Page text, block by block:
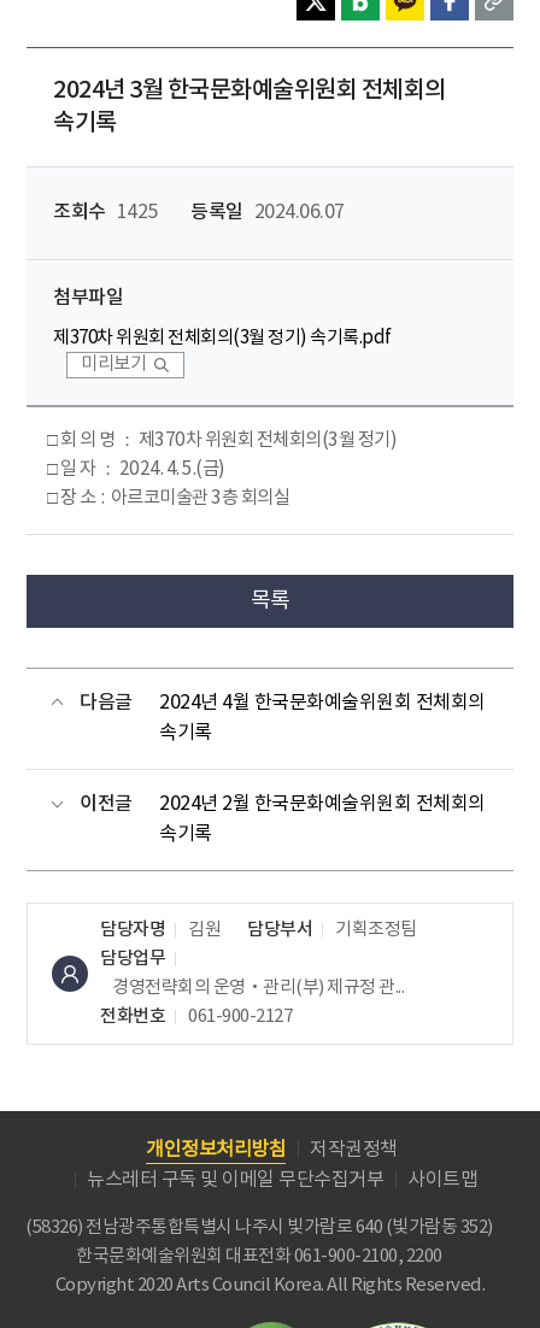
2024년 3월 한국문화예술위원회 전체회의
속기록
조회수 1425 등록일 2024.06.07
첨부파일
제370차 위원회 전체회의(3월 정기) 속기록.pdf
미리보기
□ 회 의 명 ： 제370차 위원회 전체회의(3월 정기)
□ 일 자 ： 2024. 4. 5.(금)
□ 장 소 : 아르코미술관 3층 회의실
목록
다음글
2024년 4월 한국문화예술위원회 전체회의
속기록
이전글
2024년 2월 한국문화예술위원회 전체회의
속기록
담당자명 김원 담당부서
기획조정팀
담당업무
경영전략회의 운영‧관리(부) 제규정 관...
전화번호
061-900-2127
개인정보처리방침
저작권정책
뉴스레터 구독 및 이메일 무단수집거부
사이트맵
(58326) 전남광주통합특별시 나주시 빛가람로 640 (빛가람동 352)
한국문화예술위원회 대표전화 061-900-2100, 2200
Copyright 2020 Arts Council Korea. All Rights Reserved.